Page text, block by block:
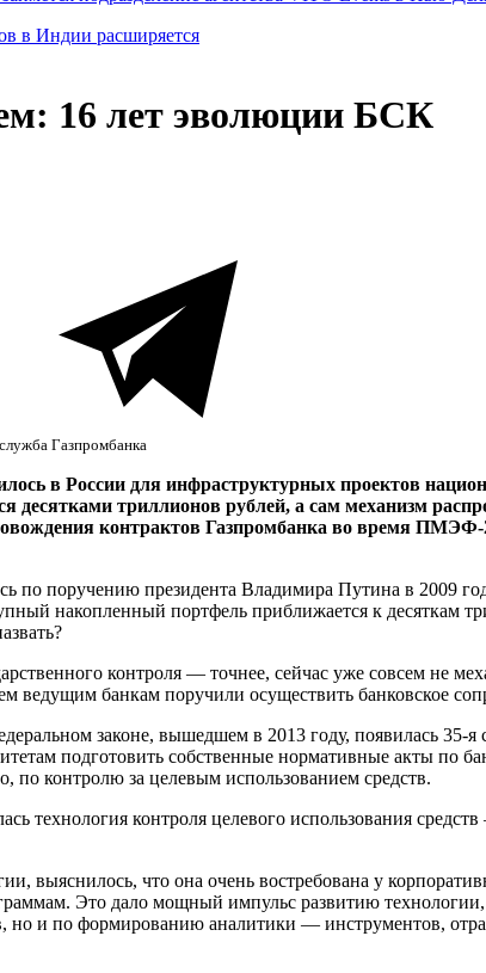
16 лет эволюции БСК
Газпромбанка
в России для инфраструктурных проектов
десятками триллионов рублей, а сам механизм
контрактов Газпромбанка во время
по поручению президента Владимира Путина в 2009
накопленный портфель приближается к десяткам
контроля — точнее, сейчас уже совсем не
ведущим банкам поручили осуществить банковское
законе, вышедшем в 2013 году, появилась 35-я
подготовить собственные нормативные акты по
по контролю за целевым использованием средств.
технология контроля целевого использования
выяснилось, что она очень востребована у
Это дало мощный импульс развитию
но и по формированию аналитики — инструментов,